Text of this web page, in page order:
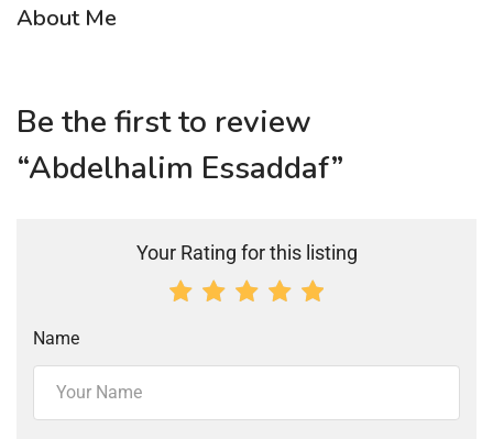
About Me
Be the first to review
“Abdelhalim Essaddaf”
Your Rating for this listing
Name